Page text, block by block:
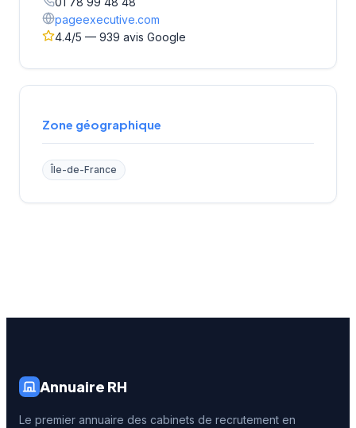
pageexecutive.com
4.4/5 — 939 avis Google
Zone géographique
Île-de-France
Annuaire RH
Le premier annuaire des cabinets de recrutement en